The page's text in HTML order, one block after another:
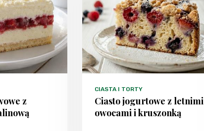
z
CIASTA I TORTY
Ciasto jogurtowe z letnimi
owocami i kruszonką